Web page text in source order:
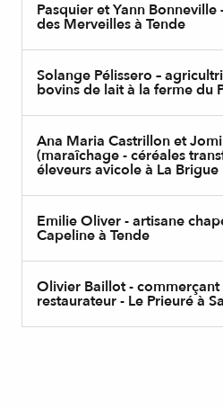
Pasquier et Yann
des Merveilles à Tende
Solange Pélissero –
bovins de lait à la ferme du
Ana Maria Castrillon et
(maraîchage - céréales
éleveurs avicole à La Brigue
Emilie Oliver - artisane
Capeline à Tende
Olivier Baillot -
restaurateur - Le Prieuré à